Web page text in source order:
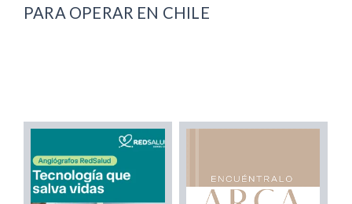
PARA OPERAR EN CHILE